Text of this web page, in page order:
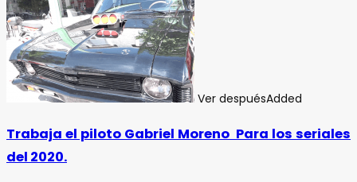
Ver despuésAdded
Trabaja el piloto Gabriel Moreno Para los seriales
del 2020.